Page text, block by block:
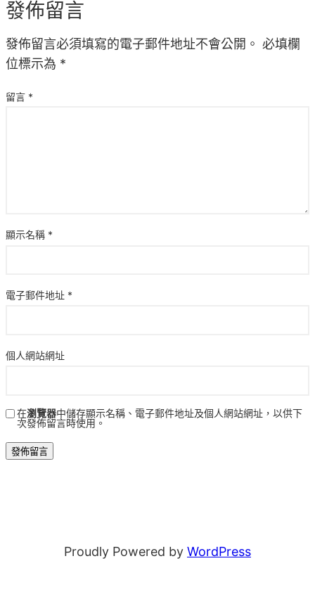
發佈留言
發佈留言必須填寫的電子郵件地址不會公開。 必填欄
位標示為 *
留言 *
顯示名稱 *
電子郵件地址 *
個人網站網址
在瀏覽器中儲存顯示名稱、電子郵件地址及個人網站網址，以供下
次發佈留言時使用。
Proudly Powered by WordPress